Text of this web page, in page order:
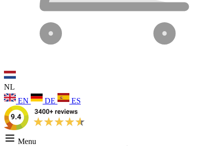
NL
EN
DE ES
Menu